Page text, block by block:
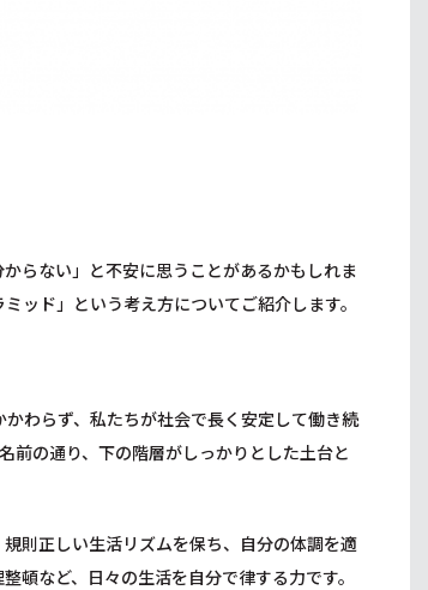
らない」と不安に思うことがあるかもしれま
ッド」という考え方についてご紹介します。
わらず、私たちが社会で長く安定して働き続
前の通り、下の階層がしっかりとした土台と
則正しい生活リズムを保ち、自分の体調を適
頓など、日々の生活を自分で律する力です。